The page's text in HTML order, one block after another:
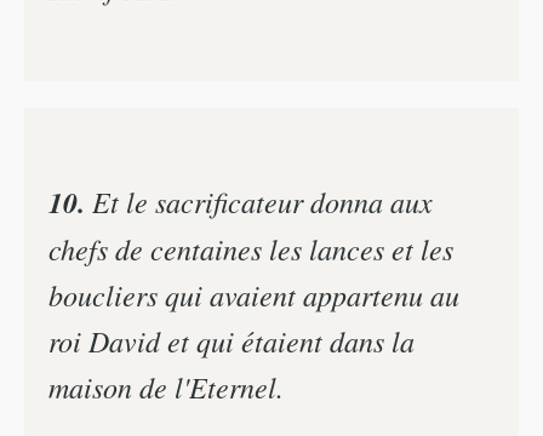
10. Et le sacrificateur donna aux
chefs de centaines les lances et les
boucliers qui avaient appartenu au
roi David et qui étaient dans la
maison de l'Eternel.